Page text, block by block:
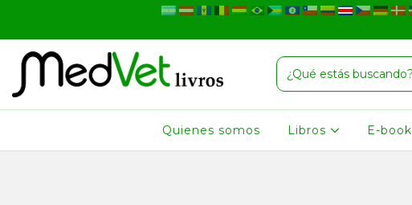
Quienes somos Libros E-book